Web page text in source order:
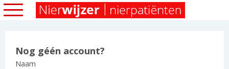
Nog géén account?
Naam